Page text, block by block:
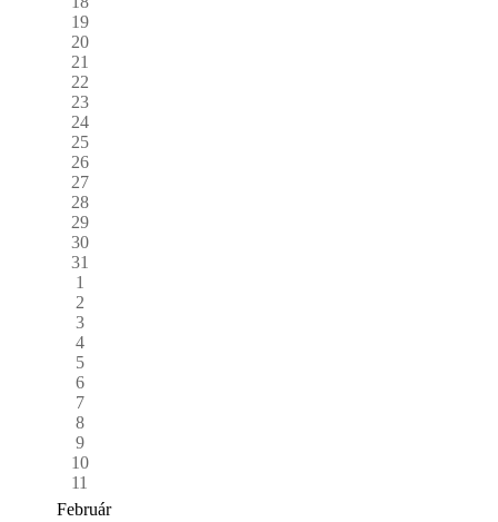
19
20
21
22
23
24
25
26
27
28
29
30
31
1
2
3
4
5
6
7
8
9
10
11
Február